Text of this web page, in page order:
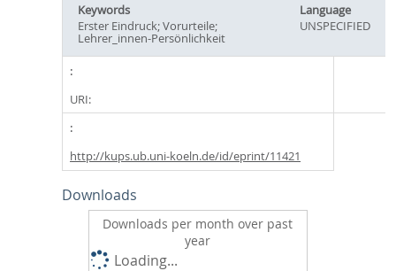
Keywords
Language
Erster Eindruck; Vorurteile;
Lehrer_innen-Persönlichkeit
UNSPECIFIED
URI:
http://kups.ub.uni-koeln.de/id/eprint/11421
Downloads
Downloads per month over past
year
Loading...